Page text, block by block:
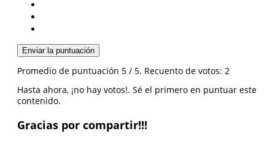
Enviar la puntuación
Promedio de puntuación 5 / 5. Recuento de votos: 2
Hasta ahora, ¡no hay votos!. Sé el primero en puntuar este
contenido.
Gracias por compartir!!!